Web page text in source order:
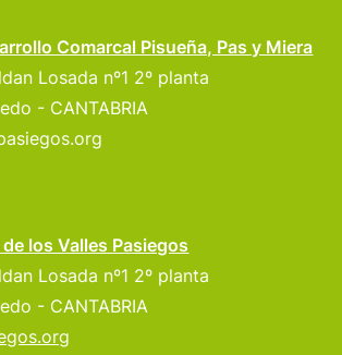
Comarcal Pisueña, Pas y Miera
Losada nº1 2º planta
- CANTABRIA
los Valles Pasiegos
Losada nº1 2º planta
- CANTABRIA